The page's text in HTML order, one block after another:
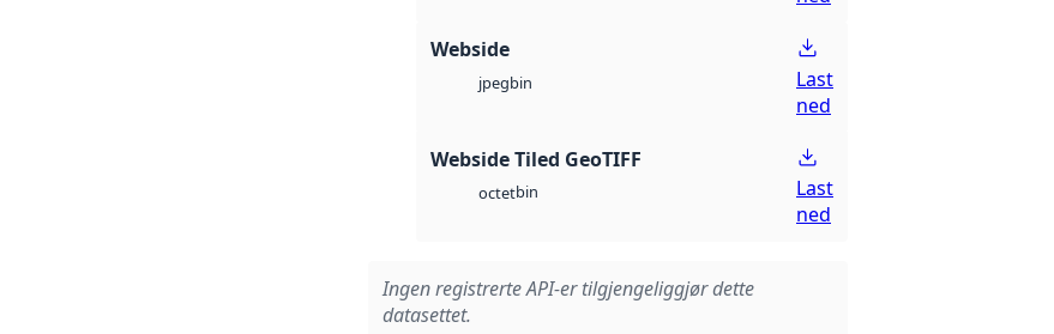
Webside
jpegbin
Last
ned
Webside Tiled GeoTIFF
octetbin
Last
ned
Ingen registrerte API-er tilgjengeliggjør dette
datasettet.